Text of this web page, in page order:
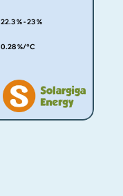
22.3 % - 23 %
0.28 %/°C